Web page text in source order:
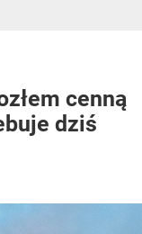
cenną
dziś